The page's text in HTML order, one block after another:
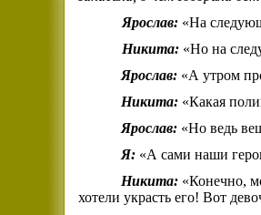
Ярослав: «На
Никита: «Но на
Ярослав: «А утром
Никита: «Какая
Ярослав: «Но ведь
Я: «А сами наши
Никита: «Конечно,
хотели украсть его! Вот